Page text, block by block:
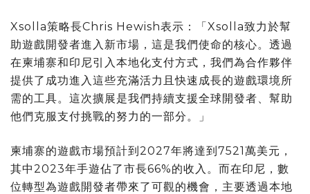
Xsolla策略長Chris Hewish表示：「Xsolla致力於幫
助遊戲開發者進入新市場，這是我們使命的核心。透過
在柬埔寨和印尼引入本地化支付方式，我們為合作夥伴
提供了成功進入這些充滿活力且快速成長的遊戲環境所
需的工具。這次擴展是我們持續支援全球開發者、幫助
他們克服支付挑戰的努力的一部分。」
柬埔寨的遊戲市場預計到2027年將達到7521萬美元，
其中2023年手遊佔了市長66%的收入。而在印尼，數
位轉型為遊戲開發者帶來了可觀的機會，主要透過本地